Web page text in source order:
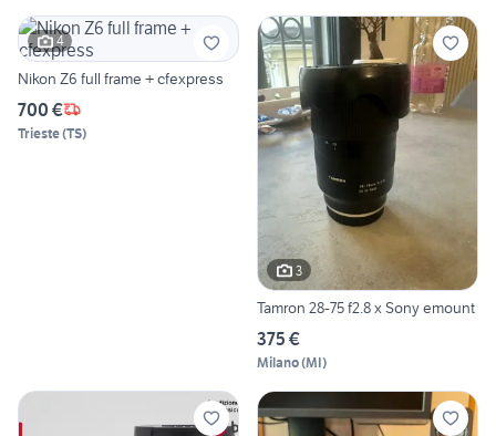
4
Nikon Z6 full frame + cfexpress
700 €
Trieste(TS)
3
Tamron 28-75 f2.8 x Sony emount
375 €
Milano(MI)